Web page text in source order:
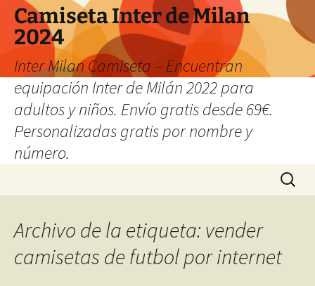
Camiseta Inter de Milan
2024
Inter Milan Camiseta – Encuentran
equipación Inter de Milán 2022 para
adultos y niños. Envío gratis desde 69€.
Personalizadas gratis por nombre y
número.
Buscar:
Archivo de la etiqueta: vender
camisetas de futbol por internet